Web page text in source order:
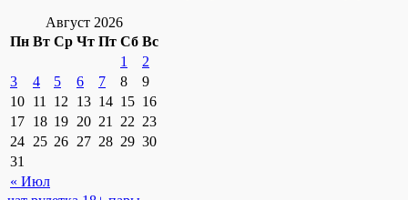
Август 2026
Пн Вт Ср Чт Пт Сб Вс
« Июл
1
2
3
4 5 6 7 8
9
10 11 12 13 14 15 16
17 18 19 20 21 22 23
24 25 26 27 28 29 30
31